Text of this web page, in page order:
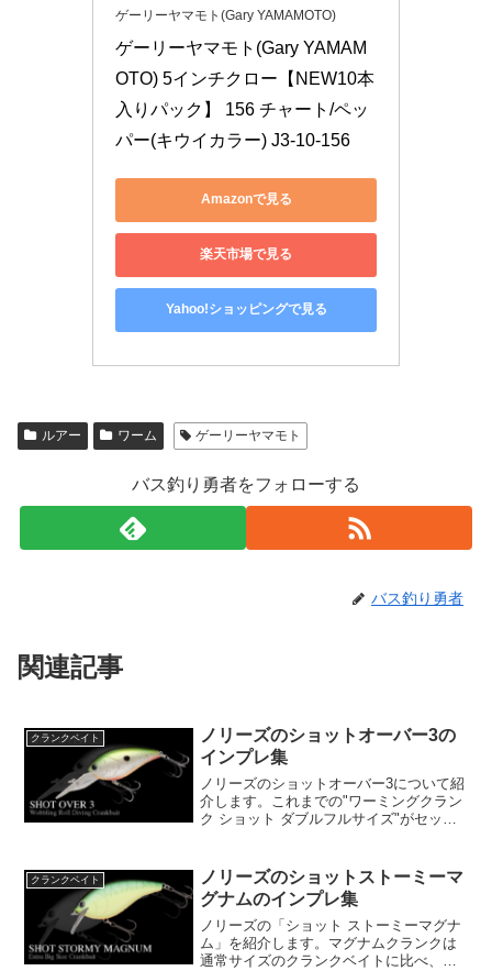
ゲーリーヤマモト(Gary YAMAMOTO)
ゲーリーヤマモト(Gary YAMAM
OTO) 5インチクロー【NEW10本
入りパック】 156 チャート/ペッ
パー(キウイカラー) J3-10-156
Amazonで見る
楽天市場で見る
Yahoo!ショッピングで見る
ルアー ワーム ゲーリーヤマモト
バス釣り勇者をフォローする
バス釣り勇者
関連記事
クランクベイト
ノリーズのショットオーバー3の
インプレ集
ノリーズのショットオーバー3について紹
介します。これまでの"ワーミングクラン
ク ショット ダブルフルサイズ"がセッテ
は、3m前後のレンジを攻略するためのア
イテムで、ボ...
クランクベイト
ノリーズのショットストーミーマ
グナムのインプレ集
ノリーズの「ショット ストーミーマグナ
ム」を紹介します。マグナムクランクは
通常サイズのクランクベイトに比べ、存